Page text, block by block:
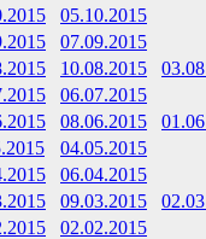
05.10.2015
07.09.2015
10.08.2015
06.07.2015
08.06.2015
04.05.2015
06.04.2015
09.03.2015
02.02.2015